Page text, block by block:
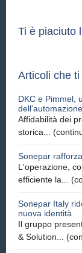
Ti è piaciuto
Articoli che
DKC e Pimmel,
Affidabilità dei
storica...
Sonepar
L'operazione,
efficiente la...
Sonepar Italy
nuova identità
Il gruppo
& Solution...